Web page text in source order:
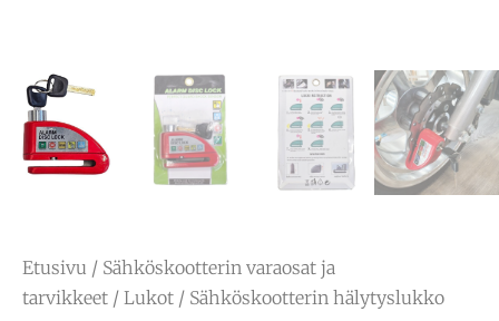
Etusivu / Sähköskootterin varaosat ja
tarvikkeet / Lukot / Sähköskootterin hälytyslukko